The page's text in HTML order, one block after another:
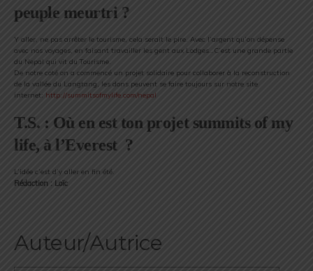
peuple meurtri ?
Y aller, ne pas arrêter le tourisme, cela serait le pire. Avec l’argent qu’on dépense
avec nos voyages, en faisant travailler les gent aux Lodges…C’est une grande partie
du Nepal qui vit du Tourisme.
De notre coté on a commencé un projet solidaire pour collaborer à la reconstruction
de la vallée du Langtang, les dons peuvent se faire toujours sur notre site
internet: http://summitsofmylife.com/nepal
T.S. : Où en est ton projet summits of my
life, à l’Everest ?
L’idée c’est d’y aller en fin été.
Rédaction : Loïc
Auteur/Autrice